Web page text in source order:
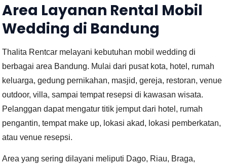
Area Layanan Rental Mobil
Wedding di Bandung
Thalita Rentcar melayani kebutuhan mobil wedding di
berbagai area Bandung. Mulai dari pusat kota, hotel, rumah
keluarga, gedung pernikahan, masjid, gereja, restoran, venue
outdoor, villa, sampai tempat resepsi di kawasan wisata.
Pelanggan dapat mengatur titik jemput dari hotel, rumah
pengantin, tempat make up, lokasi akad, lokasi pemberkatan,
atau venue resepsi.
Area yang sering dilayani meliputi Dago, Riau, Braga,